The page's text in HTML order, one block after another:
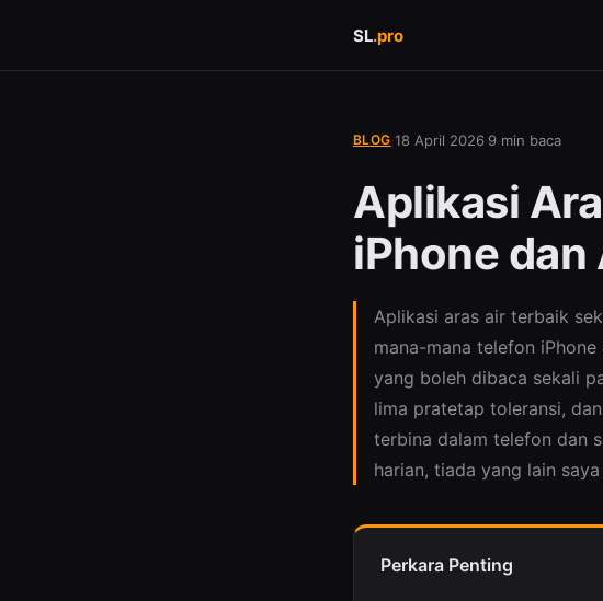
SL.pro
BLOG 18 April 2026· 9 min baca
Aplikasi
iPhone
Aplikasi aras air terbaik
mana-mana telefon
yang boleh dibaca sekali
lima pratetap toleransi,
terbina dalam telefon dan
harian, tiada yang lain
Perkara Penting